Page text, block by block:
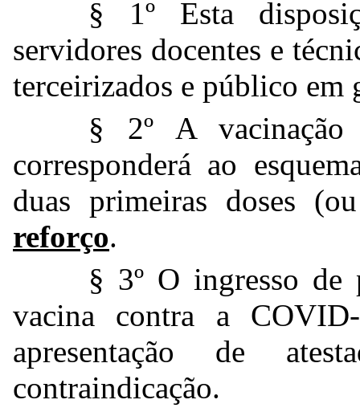
§ 1º Esta
servidores docentes e
terceirizados e público em
§ 2º A
corresponderá ao
duas primeiras doses
reforço.
§ 3º O ingresso de
vacina contra a COVID-
apresentação de
contraindicação.